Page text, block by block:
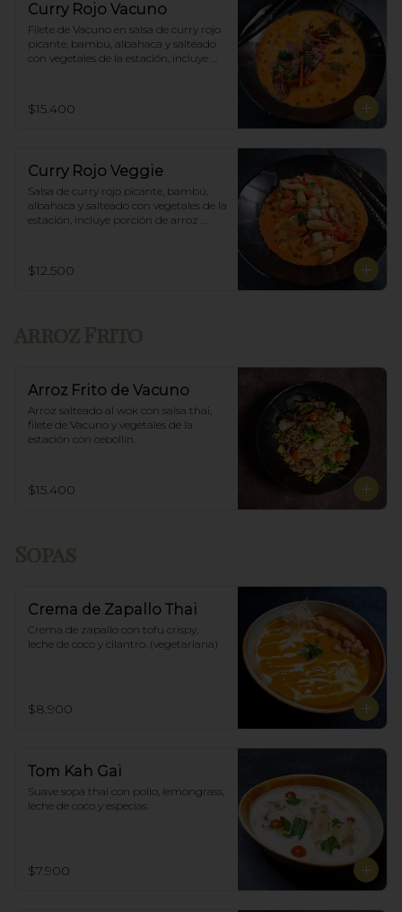
Curry Rojo Vacuno
Filete de Vacuno en salsa de curry rojo
picante, bambu, albahaca y salteado
con vegetales de la estación, incluye
$15.400
Curry Rojo Veggie
Salsa de curry rojo picante, bambú,
albahaca y salteado con vegetales de la
estación, incluye porción de arroz
$12.500
Arroz Frito
Arroz Frito de Vacuno
Arroz salteado al wok con salsa thai,
filete de Vacuno y vegetales de la
estación con cebollín.
$15.400
Crema de Zapallo Thai
Crema de zapallo con tofu crispy,
leche de coco y cilantro. (vegetariana)
$8.900
Tom Kah Gai
Suave sopa thai con pollo, lemongrass,
leche de coco y especias.
$7.900